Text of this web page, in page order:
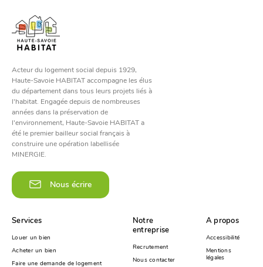
Acteur du logement social depuis 1929,
Haute-Savoie HABITAT accompagne les élus
du département dans tous leurs projets liés à
l'habitat. Engagée depuis de nombreuses
années dans la préservation de
l'environnement, Haute-Savoie HABITAT a
été le premier bailleur social français à
construire une opération labellisée
MINERGIE.
Nous écrire
Services
Louer un bien
Acheter un bien
Faire une demande de logement
Notre
entreprise
Recrutement
Nous contacter
A propos
Accessibilité
Mentions
légales